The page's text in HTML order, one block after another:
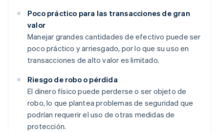
Poco práctico para las transacciones de gran
valor
Manejar grandes cantidades de efectivo puede ser
poco práctico y arriesgado, por lo que su uso en
transacciones de alto valor es limitado.
Riesgo de robo o pérdida
El dinero físico puede perderse o ser objeto de
robo, lo que plantea problemas de seguridad que
podrían requerir el uso de otras medidas de
protección.